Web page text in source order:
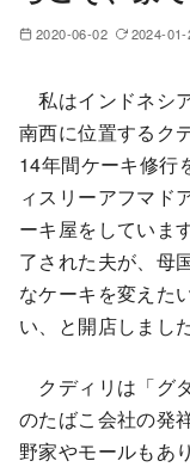
2020-06-02 2024-01-
私はインドネシ
南西に位置するク
14年間ケーキ修行
ィスリーアフマド
ーキ屋をしていま
了された夫が、母
なケーキを変えた
い、と開店しました
クディリは「グ
のたばこ会社の発
野家やモールもあ